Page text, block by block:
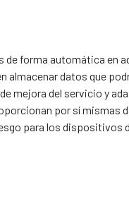
forma automática en
datos que
del servicio y
por sí
para los dispositivos